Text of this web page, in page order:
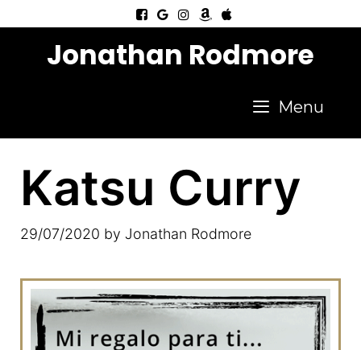
Jonathan Rodmore
Menu
Katsu Curry
29/07/2020 by Jonathan Rodmore